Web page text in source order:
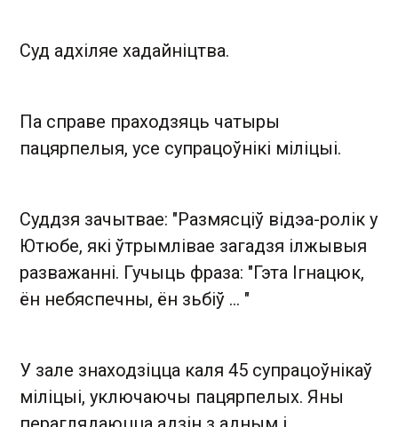
Суд адхіляе хадайніцтва.
Па справе праходзяць чатыры
пацярпелыя, усе супрацоўнікі міліцыі.
Суддзя зачытвае: "Размясціў відэа-ролік у
Ютюбе, які ўтрымлівае загадзя ілжывыя
разважанні. Гучыць фраза: "Гэта Ігнацюк,
ён небяспечны, ён зьбіў ... "
У зале знаходзіцца каля 45 супрацоўнікаў
міліцыі, уключаючы пацярпелых. Яны